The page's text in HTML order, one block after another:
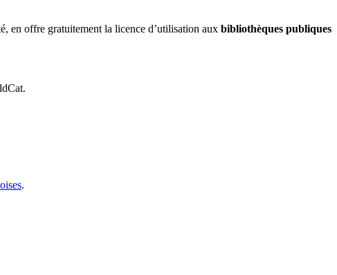
en offre gratuitement la licence d’utilisation aux bibliothèques publiques
.